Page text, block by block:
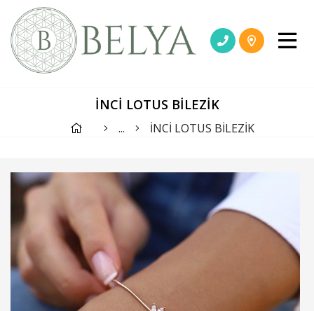
İNCİ LOTUS BİLEZİK
... İNCİ LOTUS BİLEZİK